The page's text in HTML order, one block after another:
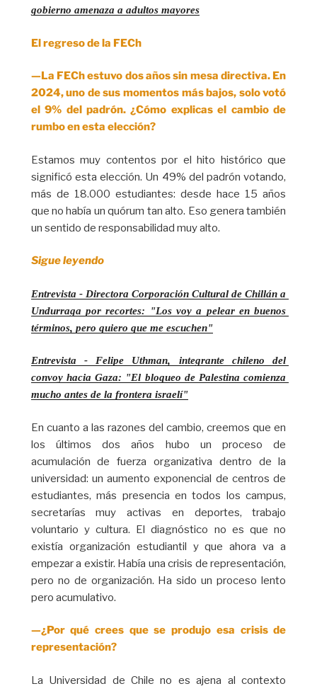
gobierno amenaza a adultos mayores
El regreso de la FECh
—La FECh estuvo dos años sin mesa directiva. En
2024, uno de sus momentos más bajos, solo votó
el 9% del padrón. ¿Cómo explicas el cambio de
rumbo en esta elección?
Estamos muy contentos por el hito histórico que
significó esta elección. Un 49% del padrón votando,
más de 18.000 estudiantes: desde hace 15 años
que no había un quórum tan alto. Eso genera también
un sentido de responsabilidad muy alto.
Sigue leyendo
Entrevista - Directora Corporación Cultural de Chillán a
Undurraga por recortes: "Los voy a pelear en buenos
términos, pero quiero que me escuchen"
Entrevista - Felipe Uthman, integrante chileno del
convoy hacia Gaza: "El bloqueo de Palestina comienza
mucho antes de la frontera israelí"
En cuanto a las razones del cambio, creemos que en
los últimos dos años hubo un proceso de
acumulación de fuerza organizativa dentro de la
universidad: un aumento exponencial de centros de
estudiantes, más presencia en todos los campus,
secretarías muy activas en deportes, trabajo
voluntario y cultura. El diagnóstico no es que no
existía organización estudiantil y que ahora va a
empezar a existir. Había una crisis de representación,
pero no de organización. Ha sido un proceso lento
pero acumulativo.
—¿Por qué crees que se produjo esa crisis de
representación?
La Universidad de Chile no es ajena al contexto